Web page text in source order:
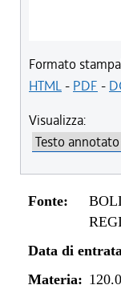
Formato
HTML- PDF -
Visualizza:
Fonte:
Data di
Materia: